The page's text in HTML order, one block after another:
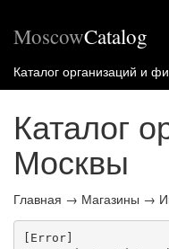
MoscowCatalog
Каталог организаций и
Каталог
Москвы
Главная → Магазины →
[Error]